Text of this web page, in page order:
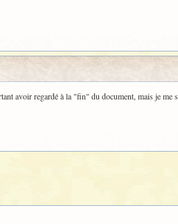
avoir regardé à la "fin" du document, mais je